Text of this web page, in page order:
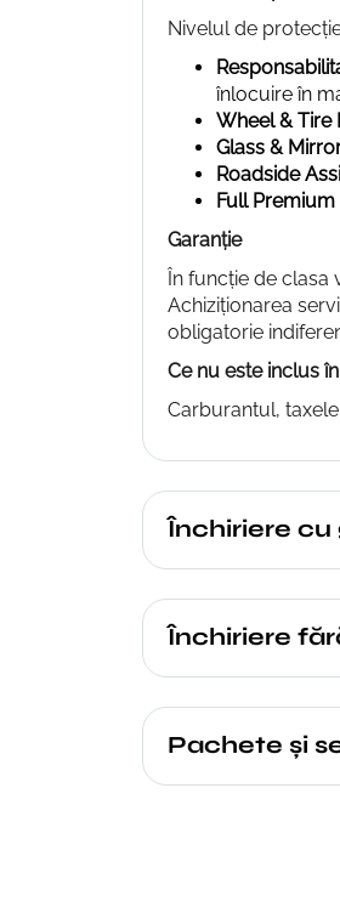
Nivelul de
înlocuire în
Wheel & Tire
Glass &
Roadside
Full Premium
Garanție
În funcție de clasa
Achiziționarea
obligatorie
Ce nu este inclus
Carburantul,
Închiriere cu
Închiriere
Pachete şi